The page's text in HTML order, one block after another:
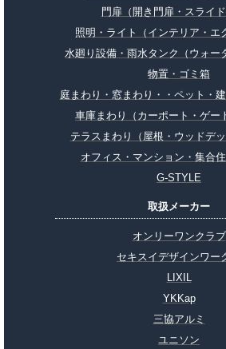
門扉（開き門扉・スライド
照明・ライト（インテリア・エ
水廻り設備・雨水タンク（ウォー
物置・ゴミ箱
庭まわり・窓まわり・・ペット・
車庫まわり（カーポート・ゲー
テラスまわり（屋根・ウッドデッ
オフィス・マンション・集合
G-STYLE
取扱メーカー
オンリーワンクラブ
セキスイデザインワー
LIXIL
YKKap
三協アルミ
ユニソン